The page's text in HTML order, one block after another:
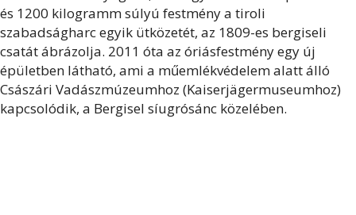
és 1200 kilogramm súlyú festmény a tiroli
szabadságharc egyik ütközetét, az 1809-es bergiseli
csatát ábrázolja. 2011 óta az óriásfestmény egy új
épületben látható, ami a műemlékvédelem alatt álló
Császári Vadászmúzeumhoz (Kaiserjägermuseumhoz)
kapcsolódik, a Bergisel síugrósánc közelében.